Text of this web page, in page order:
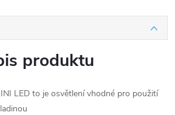
produktu
LED to je osvětlení vhodné pro použití